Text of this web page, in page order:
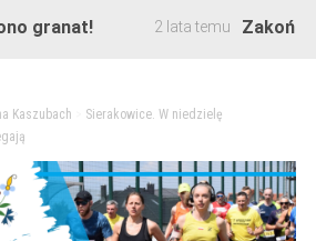
2 lata temu Zakończono
Kaszubach
Sierakowice. W niedzielę